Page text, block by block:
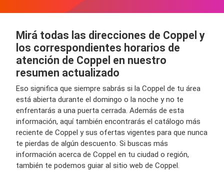
Mirá todas las direcciones de Coppel y
los correspondientes horarios de
atención de Coppel en nuestro
resumen actualizado
Eso significa que siempre sabrás si la Coppel de tu área
está abierta durante el domingo o la noche y no te
enfrentarás a una puerta cerrada. Además de esta
información, aquí también encontrarás el catálogo más
reciente de Coppel y sus ofertas vigentes para que nunca
te pierdas de algún descuento. Si buscas más
información acerca de Coppel en tu ciudad o región,
también te podemos guiar al sitio web de Coppel.